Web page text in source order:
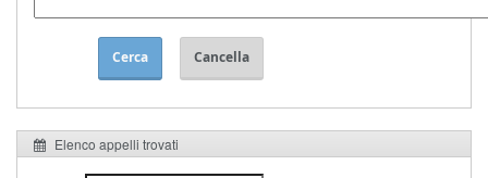
Cerca Cancella
Elenco appelli trovati